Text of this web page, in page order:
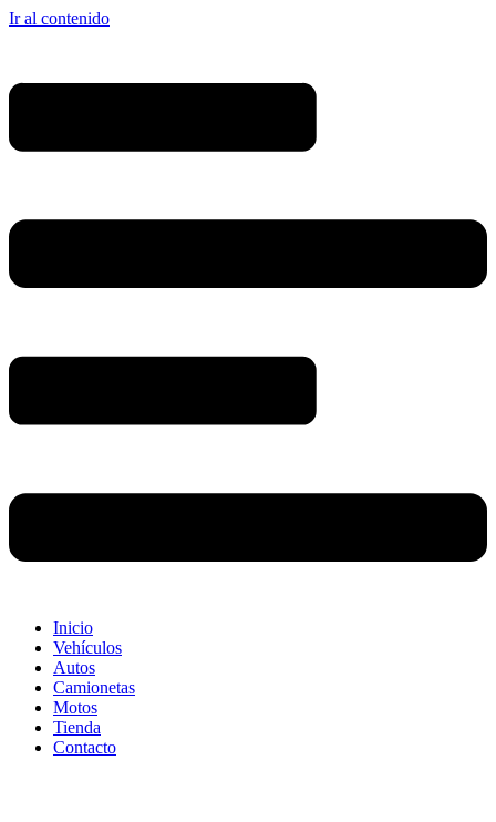
Ir al contenido
Inicio
Vehículos
Autos
Camionetas
Motos
Tienda
Contacto